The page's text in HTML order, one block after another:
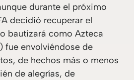
durante el próximo
decidió recuperar el
bautizará como Azteca
fue envolviéndose de
de hechos más o menos
de alegrías, de